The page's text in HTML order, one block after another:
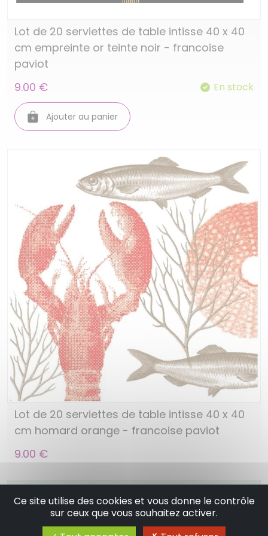
Lot de 20 serviettes de table intisse 40 x 40
cm empreinte or teinte noir - francoise
paviot
9.00 €
En stock
Ajouter au panier
Lot de 20 serviettes de table intisse 40 x 40
cm homard orange - francoise paviot
9.00 €
Ce site utilise des cookies et vous donne le contrôle
sur ceux que vous souhaitez activer.